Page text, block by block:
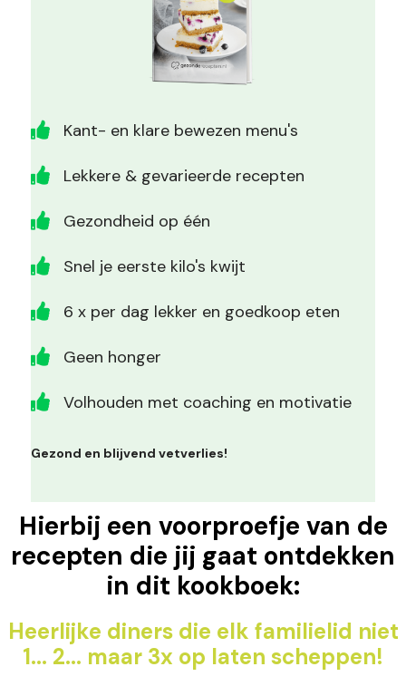
Kant- en klare bewezen menu's
Lekkere & gevarieerde recepten
Gezondheid op één
Snel je eerste kilo's kwijt
6 x per dag lekker en goedkoop eten
Geen honger
Volhouden met coaching en motivatie
Gezond en blijvend vetverlies!
Hierbij een voorproefje van de
recepten die jij gaat ontdekken
in dit kookboek:
Heerlijke diners die elk familielid niet
1... 2... maar 3x op laten scheppen!